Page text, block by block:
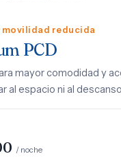
movilidad reducida
PCD
mayor comodidad y
al espacio ni al
/ noche